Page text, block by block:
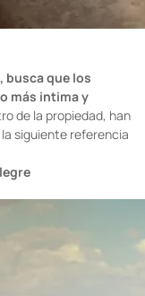
que los
más intima y
de la propiedad, han
siguiente referencia